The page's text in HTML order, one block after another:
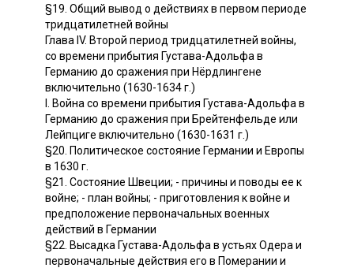
§19. Общий вывод о действиях в первом периоде
тридцатилетней войны
Глава IV. Второй период тридцатилетней войны,
со времени прибытия Густава-Адольфа в
Германию до сражения при Нёрдлингене
включительно (1630-1634 г.)
I. Война со времени прибытия Густава-Адольфа в
Германию до сражения при Брейтенфельде или
Лейпциге включительно (1630-1631 г.)
§20. Политическое состояние Германии и Европы
в 1630 г.
§21. Состояние Швеции; - причины и поводы ее к
войне; - план войны; - приготовления к войне и
предположение первоначальных военных
действий в Германии
§22. Высадка Густава-Адольфа в устьях Одера и
первоначальные действия его в Померании и